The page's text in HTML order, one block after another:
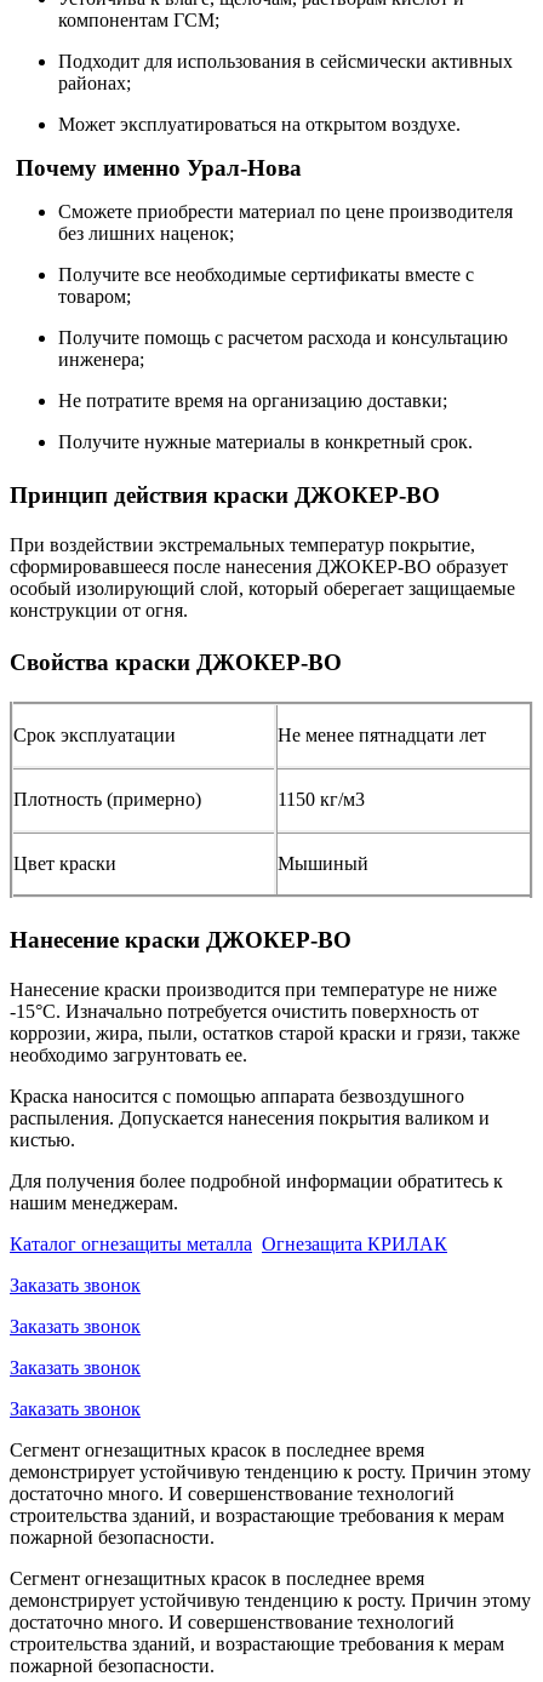
компонентам ГСМ;
Подходит для использования в сейсмически активных
районах;
Может эксплуатироваться на открытом воздухе.
Почему именно Урал-Нова
Сможете приобрести материал по цене производителя
без лишних наценок;
Получите все необходимые сертификаты вместе с
товаром;
Получите помощь с расчетом расхода и консультацию
инженера;
Не потратите время на организацию доставки;
Получите нужные материалы в конкретный срок.
Принцип действия краски ДЖОКЕР-ВО
При воздействии экстремальных температур покрытие,
сформировавшееся после нанесения ДЖОКЕР-ВО образует
особый изолирующий слой, который оберегает защищаемые
конструкции от огня.
Свойства краски ДЖОКЕР-ВО
Срок эксплуатации Не менее пятнадцати лет
Плотность (примерно) 1150 кг/м3
Цвет краски Мышиный
Нанесение краски ДЖОКЕР-ВО
Нанесение краски производится при температуре не ниже
-15°С. Изначально потребуется очистить поверхность от
коррозии, жира, пыли, остатков старой краски и грязи, также
необходимо загрунтовать ее.
Краска наносится с помощью аппарата безвоздушного
распыления. Допускается нанесения покрытия валиком и
кистью.
Для получения более подробной информации обратитесь к
нашим менеджерам.
Каталог огнезащиты металла Огнезащита КРИЛАК
Заказать звонок
Заказать звонок
Заказать звонок
Заказать звонок
Сегмент огнезащитных красок в последнее время
демонстрирует устойчивую тенденцию к росту. Причин этому
достаточно много. И совершенствование технологий
строительства зданий, и возрастающие требования к мерам
пожарной безопасности.
Сегмент огнезащитных красок в последнее время
демонстрирует устойчивую тенденцию к росту. Причин этому
достаточно много. И совершенствование технологий
строительства зданий, и возрастающие требования к мерам
пожарной безопасности.